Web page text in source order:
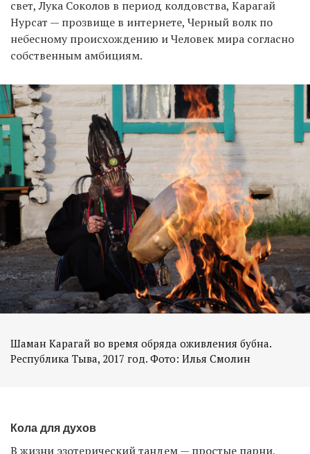
свет, Лука Соколов в период колдовства, Карагай
Нурсат — прозвище в интернете, Черный волк по
небесному происхождению и Человек мира согласно
собственным амбициям.
Шаман Карагай во время обряда оживления бубна.
Республика Тыва, 2017 год. Фото: Илья Смолин
Кола для духов
В жизни эзотерический тандем — простые парни,